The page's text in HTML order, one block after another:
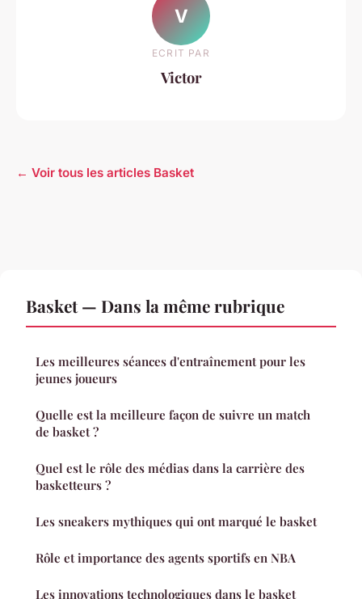
V
ECRIT PAR
Victor
← Voir tous les articles Basket
Basket — Dans la même rubrique
Les meilleures séances d'entraînement pour les
jeunes joueurs
Quelle est la meilleure façon de suivre un match
de basket ?
Quel est le rôle des médias dans la carrière des
basketteurs ?
Les sneakers mythiques qui ont marqué le basket
Rôle et importance des agents sportifs en NBA
Les innovations technologiques dans le basket